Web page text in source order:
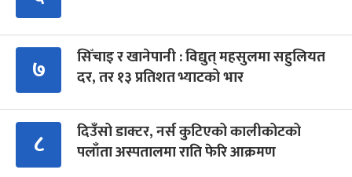
७
सिँचाइ र खानेपानी : विद्युत् महसुलमा सहुलियत
दर, तर १३ प्रतिशत भ्याटको भार
८
दिउँसो डाक्टर, नर्स कुटिएको कालीकोटको
पलाँता अस्पतालमा राति फेरि आक्रमण